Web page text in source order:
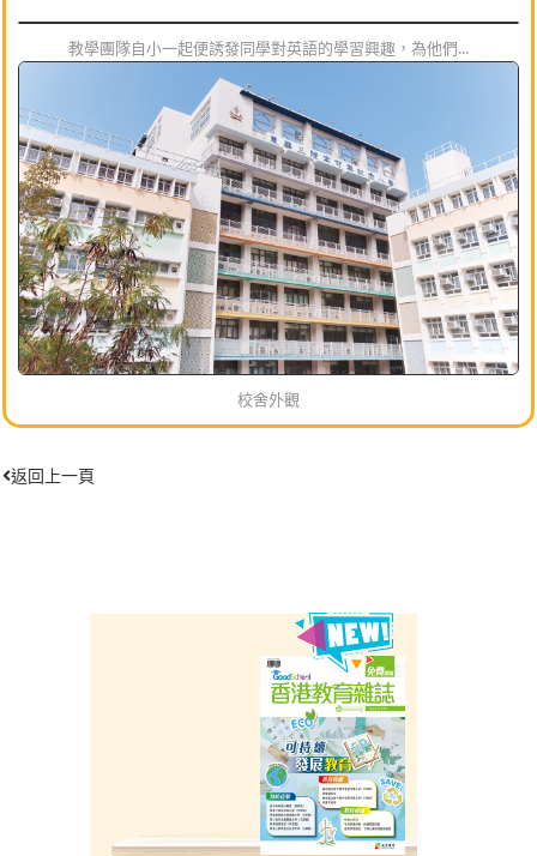
教學團隊自小一起便誘發同學對英語的學習興趣，為他們...
校舍外觀
返回上一頁